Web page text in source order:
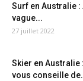
Surf en Australie
vague...
27 juillet 2022
Skier en Australie
vous conseille